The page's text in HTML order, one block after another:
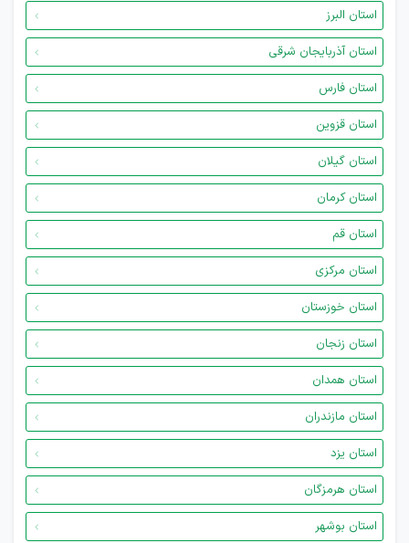
استان البرز
استان آذربایجان شرقی
استان فارس
استان قزوین
استان گیلان
استان کرمان
استان قم
استان مرکزی
استان خوزستان
استان زنجان
استان همدان
استان مازندران
استان یزد
استان هرمزگان
استان بوشهر